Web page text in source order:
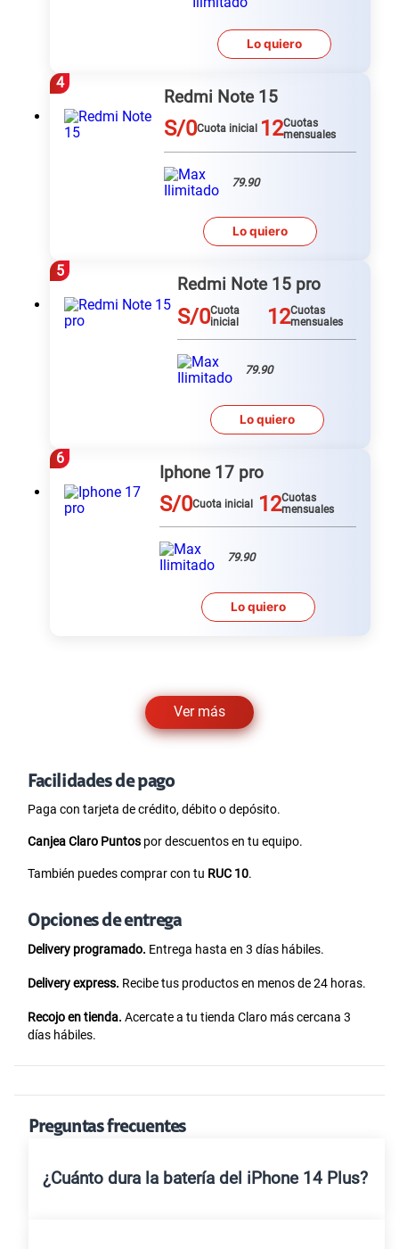
Ver más
Lo quiero
4
Redmi Note 15
S/0Cuota inicial 12Cuotas
mensuales
79.90
Lo quiero
5
Redmi Note 15 pro
S/0Cuota
inicial
12Cuotas
mensuales
79.90
Lo quiero
6
Iphone 17 pro
S/0Cuota inicial 12Cuotas
mensuales
79.90
Lo quiero
Facilidades de pago
Paga con tarjeta de crédito, débito o depósito.
Canjea Claro Puntos por descuentos en tu equipo.
También puedes comprar con tu RUC 10.
Opciones de entrega
Delivery programado. Entrega hasta en 3 días hábiles.
Delivery express. Recibe tus productos en menos de 24 horas.
Recojo en tienda. Acercate a tu tienda Claro más cercana 3
días hábiles.
Preguntas frecuentes
¿Cuánto dura la batería del iPhone 14 Plus?